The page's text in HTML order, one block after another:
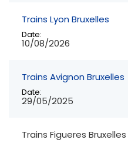
Trains Lyon Bruxelles
Date:
10/08/2026
Trains Avignon Bruxelles
Date:
29/05/2025
Trains Figueres Bruxelles